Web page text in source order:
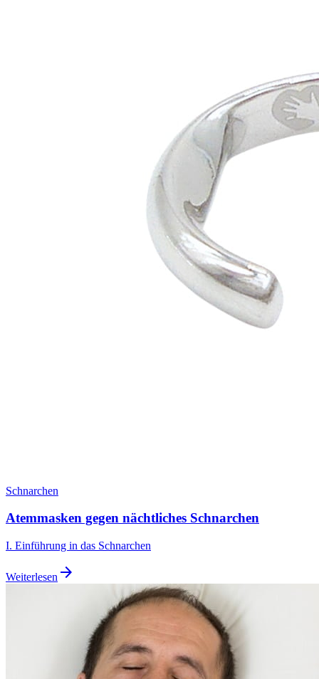
Schnarchen
Atemmasken gegen nächtliches Schnarchen
I. Einführung in das Schnarchen
Weiterlesen arrow_forward